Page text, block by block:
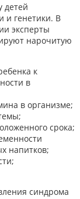
детей
и генетики. В
эксперты
нарочитую
к
в
в организме;
срока;
напитков;
синдрома